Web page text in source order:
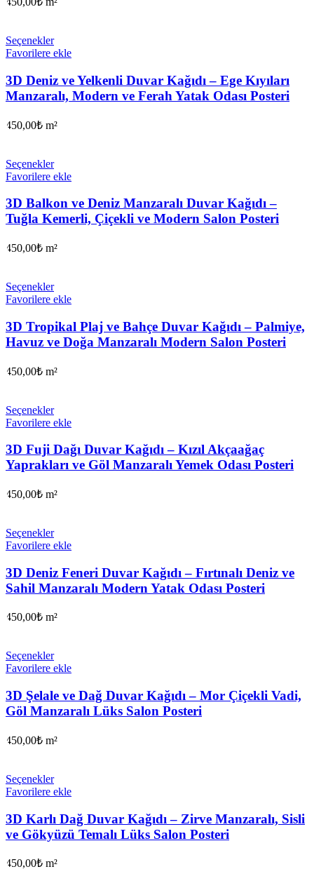
Seçenekler
Favorilere ekle
3D Deniz ve Yelkenli Duvar Kağıdı – Ege Kıyıları
Manzaralı, Modern ve Ferah Yatak Odası Posteri
450,00₺ m²
Seçenekler
Favorilere ekle
3D Balkon ve Deniz Manzaralı Duvar Kağıdı –
Tuğla Kemerli, Çiçekli ve Modern Salon Posteri
450,00₺ m²
Seçenekler
Favorilere ekle
3D Tropikal Plaj ve Bahçe Duvar Kağıdı – Palmiye,
Havuz ve Doğa Manzaralı Modern Salon Posteri
450,00₺ m²
Seçenekler
Favorilere ekle
3D Fuji Dağı Duvar Kağıdı – Kızıl Akçaağaç
Yaprakları ve Göl Manzaralı Yemek Odası Posteri
450,00₺ m²
Seçenekler
Favorilere ekle
3D Deniz Feneri Duvar Kağıdı – Fırtınalı Deniz ve
Sahil Manzaralı Modern Yatak Odası Posteri
450,00₺ m²
Seçenekler
Favorilere ekle
3D Şelale ve Dağ Duvar Kağıdı – Mor Çiçekli Vadi,
Göl Manzaralı Lüks Salon Posteri
450,00₺ m²
Seçenekler
Favorilere ekle
3D Karlı Dağ Duvar Kağıdı – Zirve Manzaralı, Sisli
ve Gökyüzü Temalı Lüks Salon Posteri
450,00₺ m²